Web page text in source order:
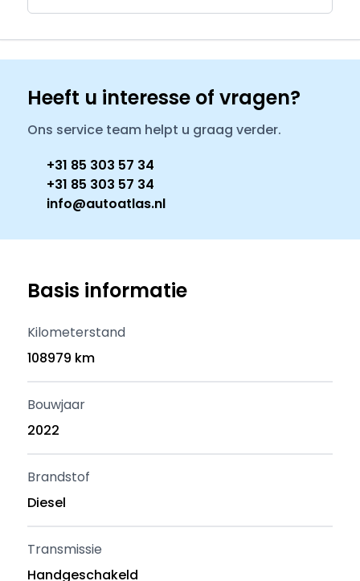
Heeft u interesse of vragen?
Ons service team helpt u graag verder.
+31 85 303 57 34
+31 85 303 57 34
info@autoatlas.nl
Basis informatie
Kilometerstand
108979 km
Bouwjaar
2022
Brandstof
Diesel
Transmissie
Handgeschakeld